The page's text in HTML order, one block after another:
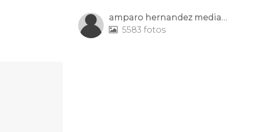
amparo hernandez mediano
 5583 fotos